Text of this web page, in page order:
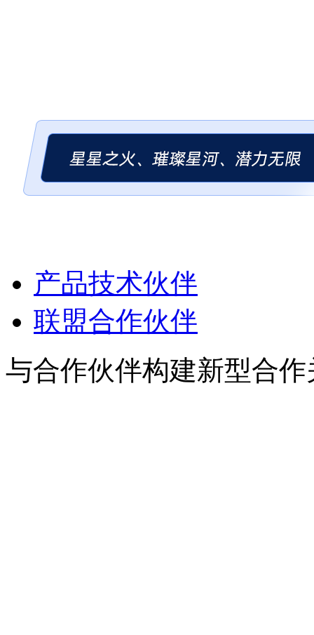
产品技术伙伴
联盟合作伙伴
与合作伙伴构建新型合作